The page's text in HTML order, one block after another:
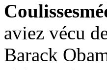
aviez vécu
Barack